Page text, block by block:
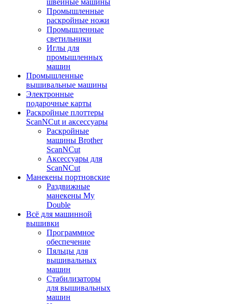
швейные машины
Промышленные
раскройные ножи
Промышленные
светильники
Иглы для
промышленных
машин
Промышленные
вышивальные машины
Электронные
подарочные карты
Раскройные плоттеры
ScanNCut и аксессуары
Раскройные
машины Brother
ScanNCut
Аксессуары для
ScanNCut
Манекены портновские
Раздвижные
манекены My
Double
Всё для машинной
вышивки
Программное
обеспечение
Пяльцы для
вышивальных
машин
Стабилизаторы
для вышивальных
машин